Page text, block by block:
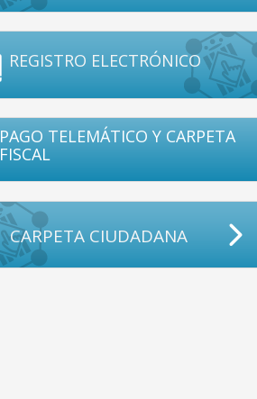
REGISTRO ELECTRÓNICO
PAGO TELEMÁTICO Y CARPETA
FISCAL
CARPETA CIUDADANA